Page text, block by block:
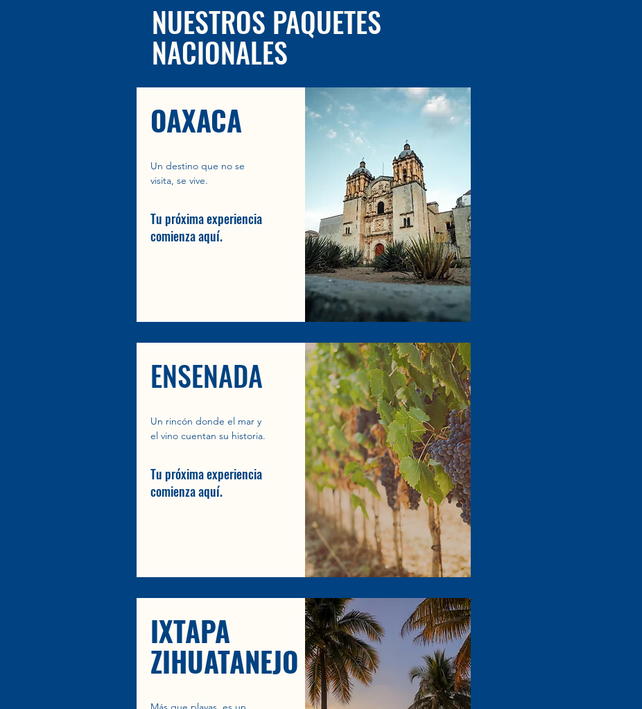
NUESTROS PAQUETES
NACIONALES
OAXACA
Un destino que no se
visita, se vive.
Tu próxima experiencia
comienza aquí.
ENSENADA
Un rincón donde el mar y
el vino cuentan su historia.
Tu próxima experiencia
comienza aquí.
IXTAPA
ZIHUATANEJO